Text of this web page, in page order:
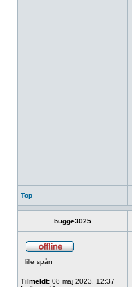
Top
bugge3025
lille spån
Tilmeldt: 08 maj 2023, 12:37